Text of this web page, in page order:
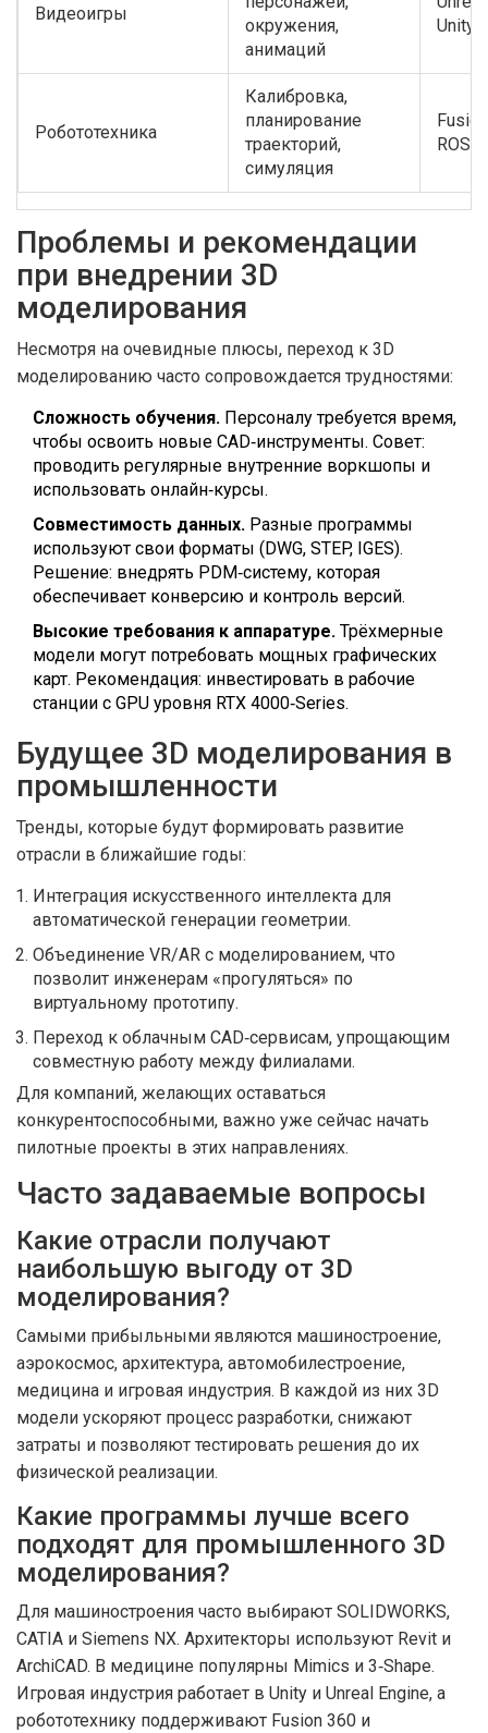
Видеоигры
окружения,
анимаций
Unity,
Робототехника
Калибровка,
планирование
траекторий,
симуляция
ROS,
Проблемы и рекомендации
при внедрении 3D
моделирования
Несмотря на очевидные плюсы, переход к 3D
моделированию часто сопровождается трудностями:
Сложность обучения. Персоналу требуется время,
чтобы освоить новые CAD‑инструменты. Совет:
проводить регулярные внутренние воркшопы и
использовать онлайн‑курсы.
Совместимость данных. Разные программы
используют свои форматы (DWG, STEP, IGES).
Решение: внедрять PDM‑систему, которая
обеспечивает конверсию и контроль версий.
Высокие требования к аппаратуре. Трёхмерные
модели могут потребовать мощных графических
карт. Рекомендация: инвестировать в рабочие
станции с GPU уровня RTX 4000‑Series.
Будущее 3D моделирования в
промышленности
Тренды, которые будут формировать развитие
отрасли в ближайшие годы:
Интеграция искусственного интеллекта для
автоматической генерации геометрии.
Объединение VR/AR с моделированием, что
позволит инженерам «прогуляться» по
виртуальному прототипу.
Переход к облачным CAD‑сервисам, упрощающим
совместную работу между филиалами.
Для компаний, желающих оставаться
конкурентоспособными, важно уже сейчас начать
пилотные проекты в этих направлениях.
Часто задаваемые вопросы
Какие отрасли получают
наибольшую выгоду от 3D
моделирования?
Самыми прибыльными являются машиностроение,
аэрокосмос, архитектура, автомобилестроение,
медицина и игровая индустрия. В каждой из них 3D
модели ускоряют процесс разработки, снижают
затраты и позволяют тестировать решения до их
физической реализации.
Какие программы лучше всего
подходят для промышленного 3D
моделирования?
Для машиностроения часто выбирают SOLIDWORKS,
CATIA и Siemens NX. Архитекторы используют Revit и
ArchiCAD. В медицине популярны Mimics и 3‑Shape.
Игровая индустрия работает в Unity и Unreal Engine, а
робототехнику поддерживают Fusion 360 и